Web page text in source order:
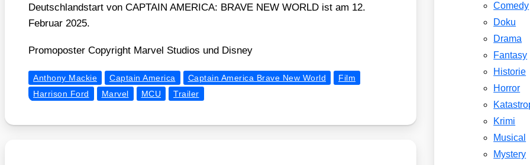
Deutsch­land­start von CAPTAIN AMERICA: BRAVE NEW WORLD ist am 12.
Febru­ar 2025.
Pro­mo­pos­ter Copy­right Mar­vel Stu­di­os und Dis­ney
Anthony Mackie Captain America Captain America Brave New World
Film
Harrison Ford
Marvel MCU Trailer
Comedy
Doku
Drama
Fantasy
Historie
Horror
Krimi
Musical
Mystery